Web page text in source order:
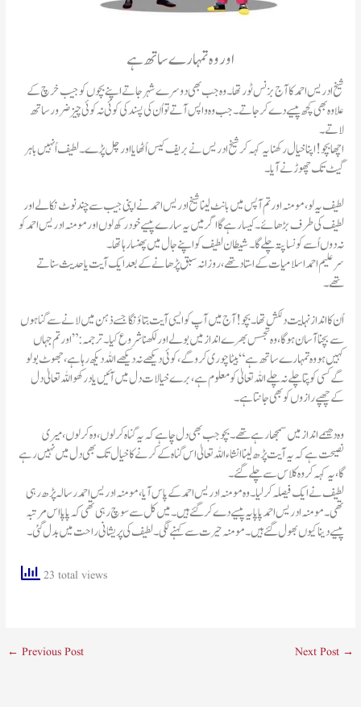
اور وہ تمہارے ساتھ ہے
شیخ ادریس احمد کا آج بزنس ٹور تھا۔وہ جب بھی دوسرے شہر جاتے اپنے بچوں کو جیب خرچ کے
علاوہ بھی کچھ پیسے دے کر جاتے۔جب وہ واپس آتے تو اُن کی پسند کی کوئی نہ کوئی چیز ضرور ساتھ
لاتے۔
اچھا بچو!اپنا خیال رکھنا یہ کہہ کر شیخ ادریس نے بریف کیس اُٹھایا اور چل پڑے۔لطیف اُنہیں باہر
گیٹ تک چھوڑنے آیا۔
لطیف یہ لو،مومنہ اور تم آپس میں بانٹ لینا شیخ ادریس احمد نے اپنی جیب سے چند نوٹ نکالے اور
لطیف کی طرف بڑھائے۔کیسا رہے گا اگر میں یہ سارے پیسے خود رکھ لوں اور مومنہ ادریس احمد کو
نہ دوں اُسے کونسا پتہ چلے گا۔شیطان لطیف کو اپنے جال میں پھنسا رہا تھا۔
سر علیم احمد اسلامیات کے استاد تھے،روزانہ سبق پڑھانے کے بعد ایک آیت یا حدیث سناتے
تھے۔
اُن کا انداز نہایت دلکش تھا۔بچو!آج میں آپ کو ایسی آیت بتاؤنگا جسے ذہن میں لانے سے گناہوں
سے بچنا آسان ہو گا،وہ تجسس بھرے انداز میں بولے اور لکھنا شروع کیا۔ترجمہ:”اور تم جہاں
کہیں ہو وہ تمہارے ساتھ ہے“ بیٹا چوری کرو گے،کوئی دیکھے نہ دیکھے اللہ دیکھ رہا ہے،جھوٹ بولو
گے کسی کو پتا چلے نہ چلے اللہ تعالیٰ کو معلوم ہے،برے خیالات دل میں آئیں یاد رکھو اللہ تعالیٰ دل
کے چھپے رازوں کو بھی جانتا ہے۔
وہ دھیمے انداز میں سمجھا رہے تھے۔بچو جب بھی دل چاہے کہ یہ گناہ کر لوں،وہ کر لوں،میری
نصیحت ہے کہ یہ آیت پڑھ لینا انشاء اللہ تعالیٰ اس گناہ کے کرنے کا خیال تک بھی دل میں نہیں رہے
گا،یہ کہہ کر وہ کلاس سے چلے گئے۔
لطیف نے ایک فیصلہ کر لیا۔وہ مومنہ ادریس احمد کے پاس آیا،مومنہ ادریس احمد رسالہ پڑھ رہی
تھی۔مومنہ ادریس احمد پاپا یہ پیسے دے کر گئے ہیں۔میں کل سے سوچ رہی تھی کہ پاپا اس مرتبہ
پیسے دینا کیوں بھول گئے ہیں۔مومنہ حیرت سے کہنے لگی۔لطیف کی پریشانی راحت میں بدل گئی۔
23 total views
← Previous Post Next Post →